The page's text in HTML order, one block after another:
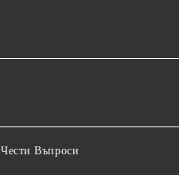
Чести Въпроси